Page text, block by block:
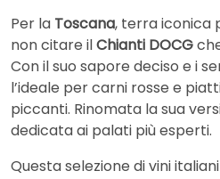
Per la Toscana, terra iconica
non citare ilChianti DOCG
Con il suo sapore deciso e i
l’ideale per carni rosse e
piccanti. Rinomata la sua
dedicata ai palati più esperti.
Questa selezione di vini